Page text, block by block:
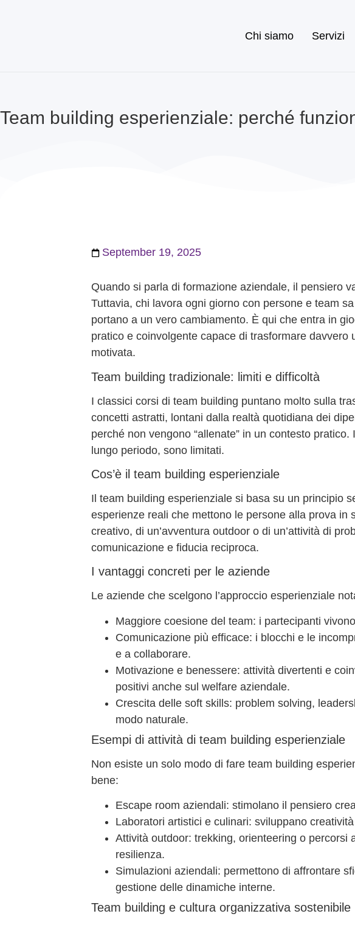
Chi siamo Servizi
Team building esperienziale: perché
September 19, 2025
Quando si parla di formazione aziendale, il pensiero
Tuttavia, chi lavora ogni giorno con persone e team
portano a un vero cambiamento. È qui che entra in
pratico e coinvolgente capace di trasformare davvero
motivata.
Team building tradizionale: limiti e difficoltà
I classici corsi di team building puntano molto sulla
concetti astratti, lontani dalla realtà quotidiana dei
perché non vengono “allenate” in un contesto
lungo periodo, sono limitati.
Cos’è il team building esperienziale
Il team building esperienziale si basa su un principio
esperienze reali che mettono le persone alla prova
creativo, di un’avventura outdoor o di un’attività di
comunicazione e fiducia reciproca.
I vantaggi concreti per le aziende
Le aziende che scelgono l’approccio esperienziale
Maggiore coesione del team: i partecipanti
Comunicazione più efficace: i blocchi e le
e a collaborare.
Motivazione e benessere: attività divertenti e
positivi anche sul welfare aziendale.
Crescita delle soft skills: problem solving,
modo naturale.
Esempi di attività di team building esperienziale
Non esiste un solo modo di fare team building
bene:
Escape room aziendali: stimolano il pensiero
Laboratori artistici e culinari: sviluppano
Attività outdoor: trekking, orienteering o percorsi
resilienza.
Simulazioni aziendali: permettono di affrontare
gestione delle dinamiche interne.
Team building e cultura organizzativa sostenibile